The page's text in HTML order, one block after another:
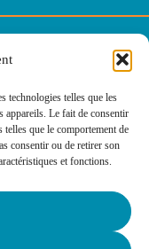
technologies telles que les
appareils. Le fait de consentir
telles que le comportement de
consentir ou de retirer son
et fonctions.